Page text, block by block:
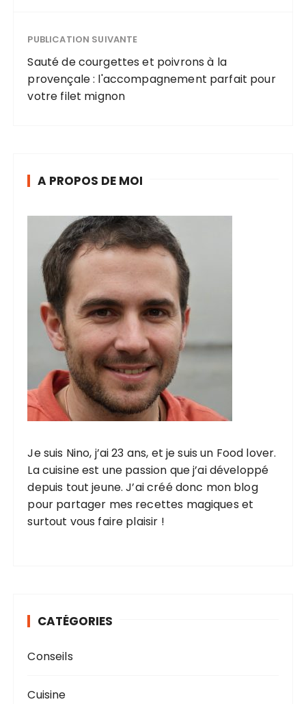
on
énergétique
PUBLICATION SUIVANTE
Sauté de courgettes et poivrons à la
provençale : l'accompagnement parfait pour
votre filet mignon
A PROPOS DE MOI
Je suis Nino, j’ai 23 ans, et je suis un Food lover.
La cuisine est une passion que j’ai développé
depuis tout jeune. J’ai créé donc mon blog
pour partager mes recettes magiques et
surtout vous faire plaisir !
CATÉGORIES
Conseils
Cuisine